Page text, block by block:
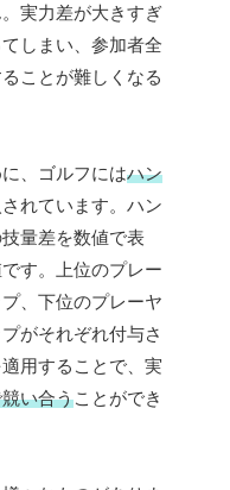
実力差が大きすぎ
しまい、参加者全
ことが難しくなる
、ゴルフにはハン
れています。ハン
量差を数値で表
す。上位のプレー
、下位のプレーヤ
がそれぞれ付与さ
用することで、実
い合うことができ